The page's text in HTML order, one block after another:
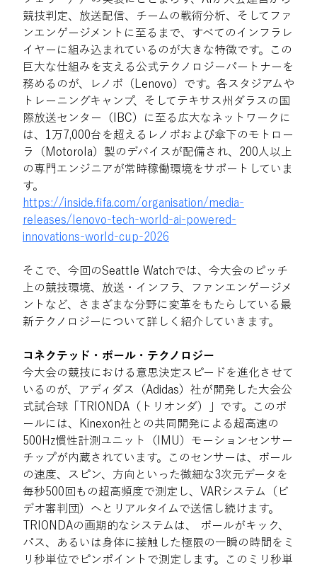
競技判定、放送配信、チームの戦術分析、そしてファ
ンエンゲージメントに至るまで、すべてのインフラレ
イヤーに組み込まれているのが大きな特徴です。この
巨大な仕組みを支える公式テクノロジーパートナーを
務めるのが、レノボ（Lenovo）です。各スタジアムや
トレーニングキャンプ、そしてテキサス州ダラスの国
際放送センター（IBC）に至る広大なネットワークに
は、1万7,000台を超えるレノボおよび傘下のモトロー
ラ（Motorola）製のデバイスが配備され、200人以上
の専門エンジニアが常時稼働環境をサポートしていま
す。
https://inside.fifa.com/organisation/media-
releases/lenovo-tech-world-ai-powered-
innovations-world-cup-2026
そこで、今回のSeattle Watchでは、今大会のピッチ
上の競技環境、放送・インフラ、ファンエンゲージメ
ントなど、さまざまな分野に変革をもたらしている最
新テクノロジーについて詳しく紹介していきます。
コネクテッド・ボール・テクノロジー
今大会の競技における意思決定スピードを進化させて
いるのが、アディダス（Adidas）社が開発した大会公
式試合球「TRIONDA（トリオンダ）」です。このボ
ールには、Kinexon社との共同開発による超高速の
500Hz慣性計測ユニット（IMU）モーションセンサー
チップが内蔵されています。このセンサーは、ボール
の速度、スピン、方向といった微細な3次元データを
毎秒500回もの超高頻度で測定し、VARシステム（ビ
デオ審判団）へとリアルタイムで送信し続けます。
TRIONDAの画期的なシステムは、 ボールがキック、
パス、あるいは身体に接触した極限の一瞬の時間をミ
リ秒単位でピンポイントで測定します。このミリ秒単